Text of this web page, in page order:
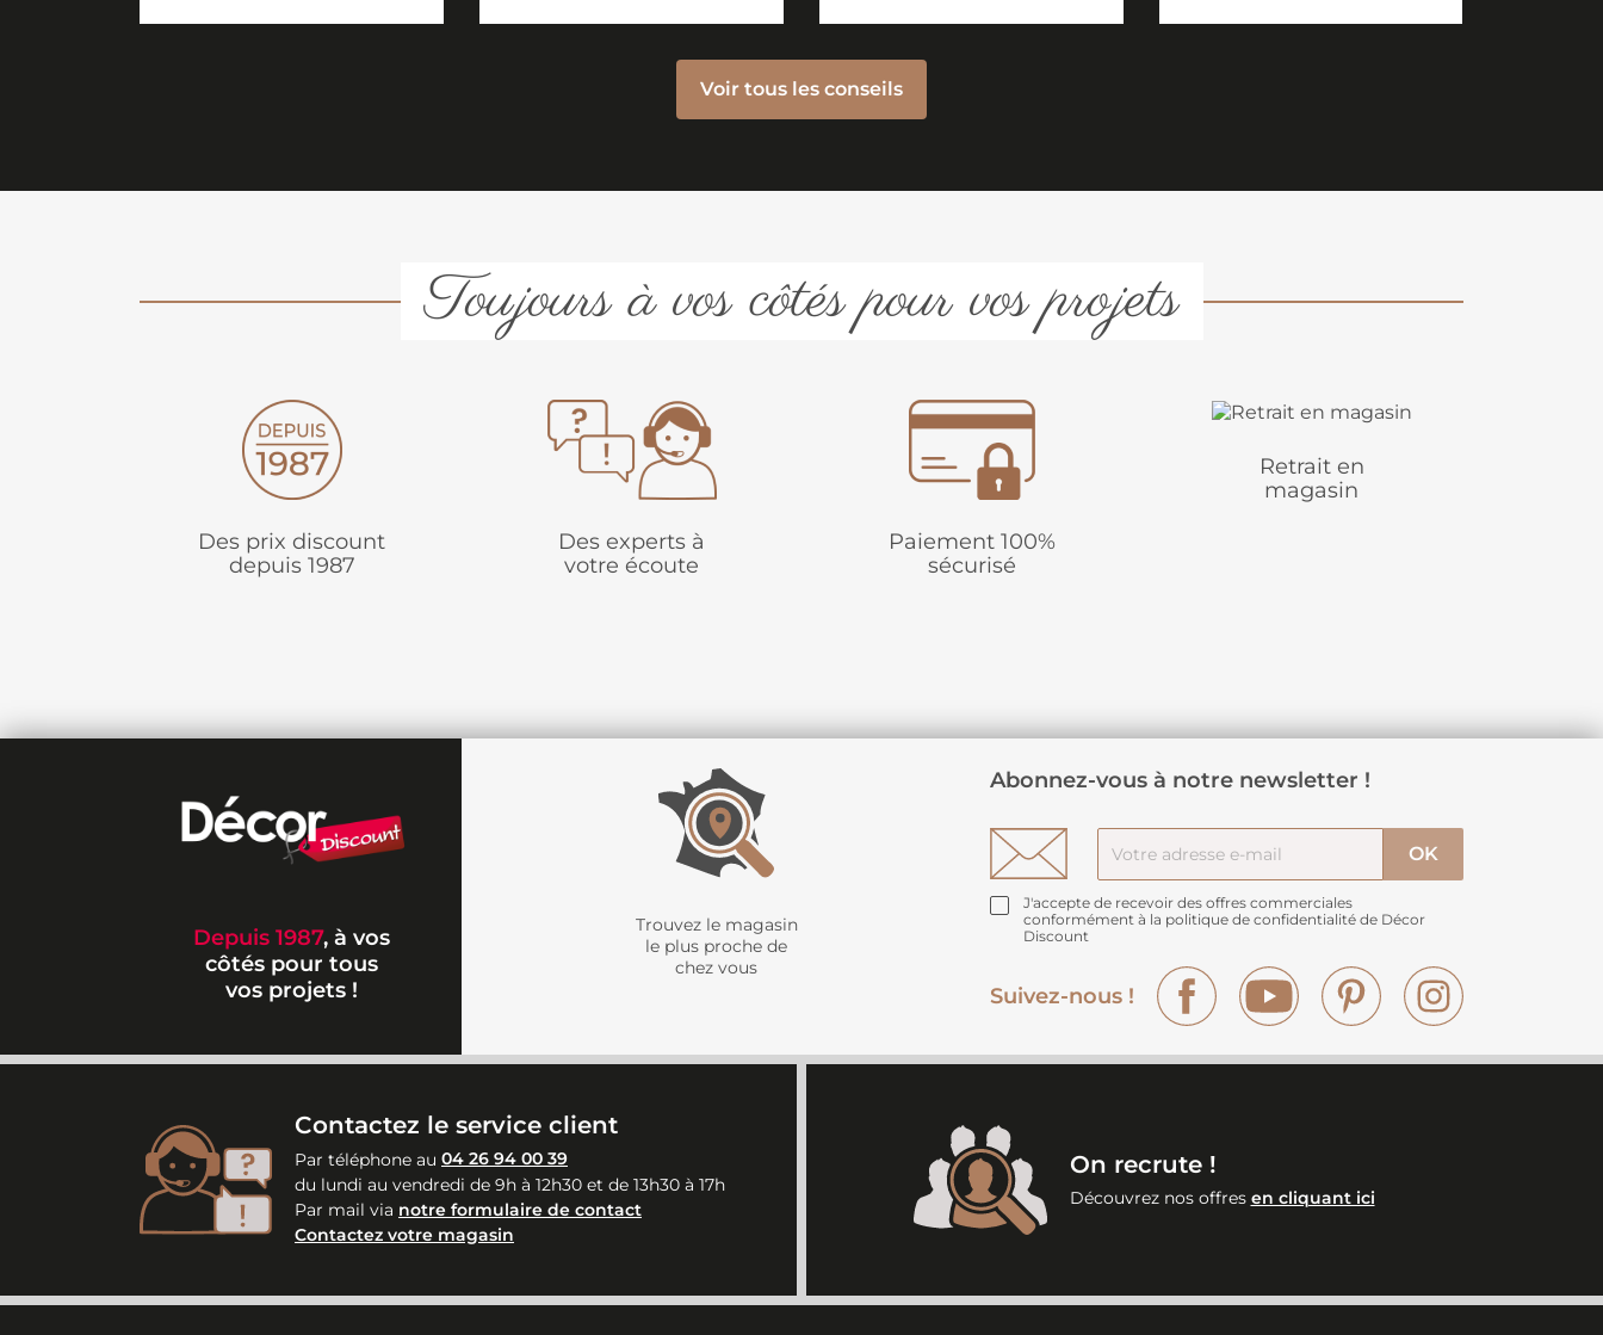
Voir tous les conseils
Toujours à vos côtés pour vos projets
Des prix discount
depuis 1987
Des experts à
votre écoute
Paiement 100%
sécurisé
Retrait en
magasin
Depuis 1987, à vos
côtés pour tous
vos projets !
Trouvez le magasin
le plus proche de
chez vous
Abonnez-vous à notre newsletter !
J'accepte de recevoir des offres commerciales
conformément à la politique de confidentialité de Décor
Discount
Suivez-nous !
Facebook YouTube Pinterest
Contactez le service client
Par téléphone au 04 26 94 00 39
du lundi au vendredi de 9h à 12h30 et de 13h30 à 17h
Par mail via notre formulaire de contact
Contactez votre magasin
On recrute !
Découvrez nos offres en cliquant ici